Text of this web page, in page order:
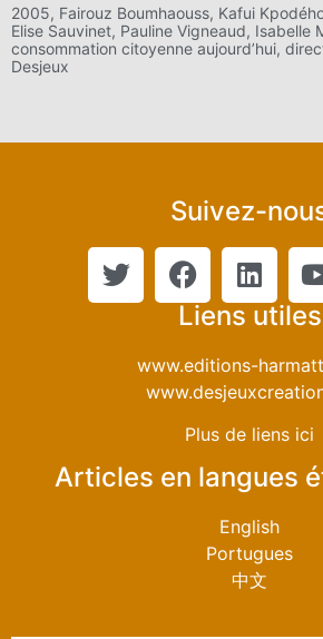
2005, Fairouz Boumhaouss, Kafui
Elise Sauvinet, Pauline Vigneaud, Isabelle
consommation citoyenne aujourd’hui,
Desjeux
Suivez-
Liens utiles
www.editions-
Plus de liens ici
Articles en langues
English
Portugues
中文